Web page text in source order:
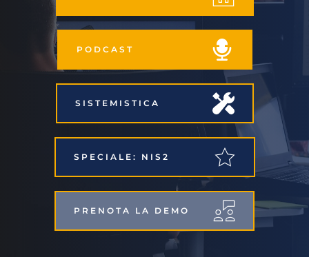
PODCAST
SISTEMISTICA
SPECIALE: NIS2
PRENOTA LA DEMO